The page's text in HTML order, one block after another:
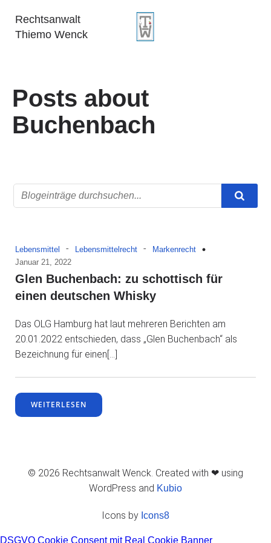
Rechtsanwalt
Thiemo Wenck
Posts about
Buchenbach
Lebensmittel - Lebensmittelrecht -
Markenrecht
Januar 21, 2022
Glen Buchenbach: zu schottisch für
einen deutschen Whisky
Das OLG Hamburg hat laut mehreren Berichten am
20.01.2022 entschieden, dass „Glen Buchenbach“ als
Bezeichnung für einen[…]
WEITERLESEN
© 2026 Rechtsanwalt Wenck. Created with ❤ using
WordPress and Kubio
Icons by Icons8
DSGVO Cookie Consent mit Real Cookie Banner